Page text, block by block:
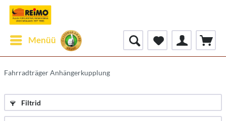
Menüü
Fahrradträger Anhängerkupplung
Filtrid